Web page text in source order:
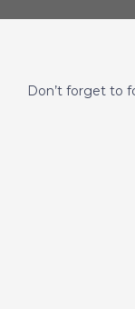
Don’t forget to